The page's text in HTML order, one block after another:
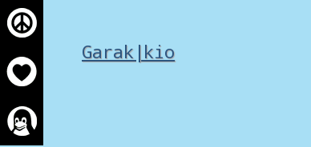
Skip
to
content
Garak|kio